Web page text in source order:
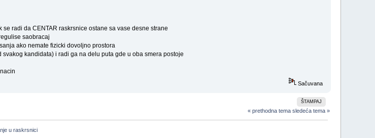
radi da CENTAR raskrsnice ostane sa vase desne strane
saobracaj
ako nemate fizicki dovoljno prostora
kandidata) i radi ga na delu puta gde u oba smera postoje
Sačuvana
ŠTAMPAJ
« prethodna tema sledeća tema »
u raskrsnici